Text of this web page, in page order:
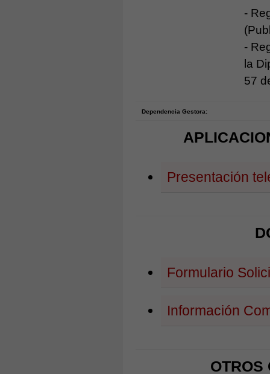
-
-
la
57
Dependencia Gestora:
Presentación
Formulario
Información
OTROS